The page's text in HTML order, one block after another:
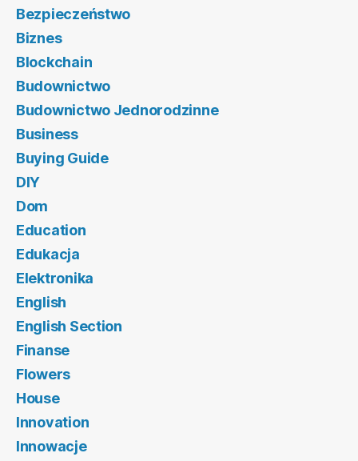
Bezpieczeństwo
Biznes
Blockchain
Budownictwo
Budownictwo Jednorodzinne
Business
Buying Guide
DIY
Dom
Education
Edukacja
Elektronika
English
English Section
Finanse
Flowers
House
Innovation
Innowacje